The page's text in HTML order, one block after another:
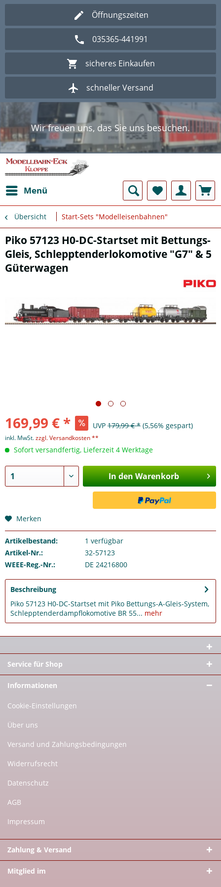
Öffnungszeiten
035365-441991
sicheres Einkaufen
schneller Versand
Wir freuen uns, das Sie uns besuchen.
Herzlich Willkommen im Onlineshop
Modellbahn - Eck Kloppe.
Wir freuen uns, das Sie uns besuchen.
Herzlich Willkommen im Onlineshop
Modellbahn - Eck Kloppe.
Menü
Übersicht Start-Sets "Modelleisenbahnen"
Piko 57123 H0-DC-Startset mit Bettungs-
Gleis, Schlepptenderlokomotive "G7" & 5
Güterwagen
169,99 € * UVP 179,99 € * (5,56% gespart)
inkl. MwSt.zzgl. Versandkosten **
Sofort versandfertig, Lieferzeit 4 Werktage
In den Warenkorb
Merken
Artikelbestand: 1 verfügbar
Artikel-Nr.:
32-57123
WEEE-Reg.-Nr.:
DE 24216800
Beschreibung
Piko 57123 H0-DC-Startset mit Piko Bettungs-A-Gleis-System,
Schlepptenderdampflokomotive BR 55... mehr
Service für Shop
Informationen
Cookie-Einstellungen
Über uns
Versand und Zahlungsbedingungen
Widerrufsrecht
Datenschutz
AGB
Impressum
Zahlung & Versand
Mitglied im